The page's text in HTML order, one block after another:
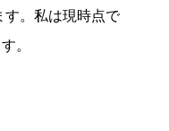
す。私は現時点で
。